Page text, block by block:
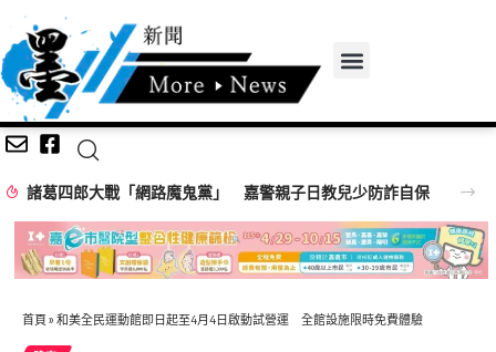
台中市長民調：江啟臣38% 何欣純24%
首頁 » 和美全民運動館即日起至4月4日啟動試營運 全館設施限時免費體驗